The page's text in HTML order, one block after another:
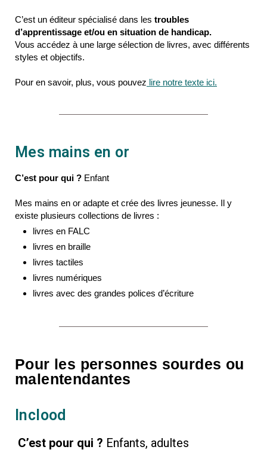
C’est un éditeur spécialisé dans les troubles
d’apprentissage et/ou en situation de handicap.
Vous accédez à une large sélection de livres, avec différents
styles et objectifs.
Pour en savoir, plus, vous pouvez lire notre texte ici.
Mes mains en or
C’est pour qui ? Enfant
Mes mains en or adapte et crée des livres jeunesse. Il y
existe plusieurs collections de livres :
livres en FALC
livres en braille
livres tactiles
livres numériques
livres avec des grandes polices d’écriture
Pour les personnes sourdes ou
malentendantes
Inclood
C’est pour qui ? Enfants, adultes